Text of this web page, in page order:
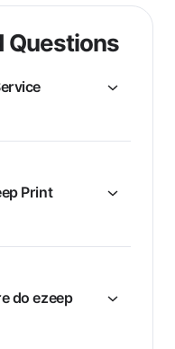
Questions
Print
do ezeep